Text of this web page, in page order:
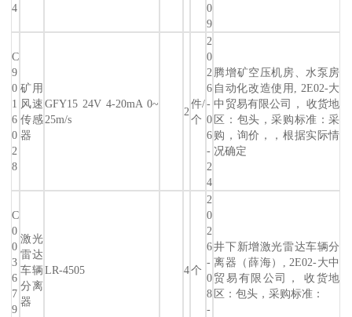
4
0
9
C
9
0
1
6
0
2
8
矿用
风速
传感
器
GFY15 24V 4-20mA 0~
25m/s
2
件/
个
2
0
2
6
-
0
6
-
2
4
腾增矿空压机房、水泵房
自动化改造使用, 2E02-大
中贸易有限公司， 收货地
区：包头，采购标准：采
购，询价，，根据实际情
况确定
C
0
0
3
6
7
9
激光
雷达
车辆
分离
器
LR-4505 4个
2
0
2
6
-
0
8
-
井下新增激光雷达车辆分
离器（薛海）, 2E02-大中
贸易有限公司， 收货地
区：包头，采购标准：